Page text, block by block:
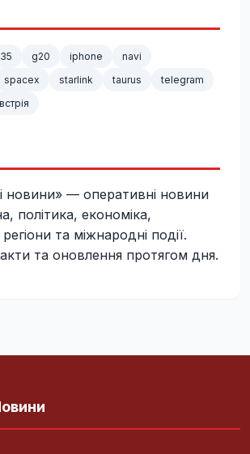
g20 iphone
navi
spacex starlink taurus
telegram
новини» — оперативні новини
політика, економіка,
та міжнародні події.
та оновлення протягом дня.